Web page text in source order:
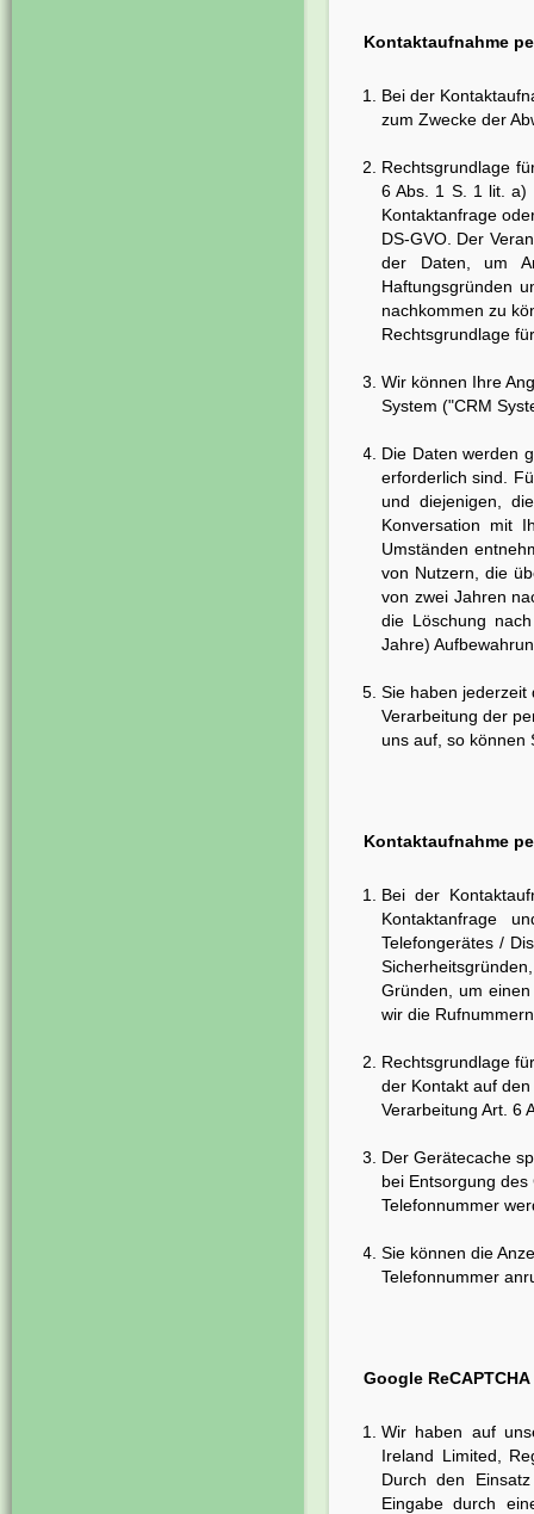
Kontaktaufnahme
Bei der
zum Zwecke der
Rechtsgrundlage
6 Abs. 1 S. 1 lit. a)
Kontaktanfrage
DS-GVO. Der
der Daten, um
Haftungsgründen
nachkommen zu
Rechtsgrundlage
Wir können Ihre
System ("CRM
Die Daten werden
erforderlich sind.
und diejenigen,
Konversation mit
Umständen
von Nutzern, die
von zwei Jahren
die Löschung
Jahre)
Sie haben jederzeit
Verarbeitung der
uns auf, so können
Kontaktaufnahme
Bei der
Kontaktanfrage
Telefongerätes /
Gründen, um
wir die
Rechtsgrundlage
der Kontakt auf
Verarbeitung Art. 6
Der Gerätecache
bei Entsorgung
Telefonnummer
Sie können die
Telefonnummer
Google ReCAPTCHA
Wir haben auf
Ireland Limited,
Durch den
Eingabe durch